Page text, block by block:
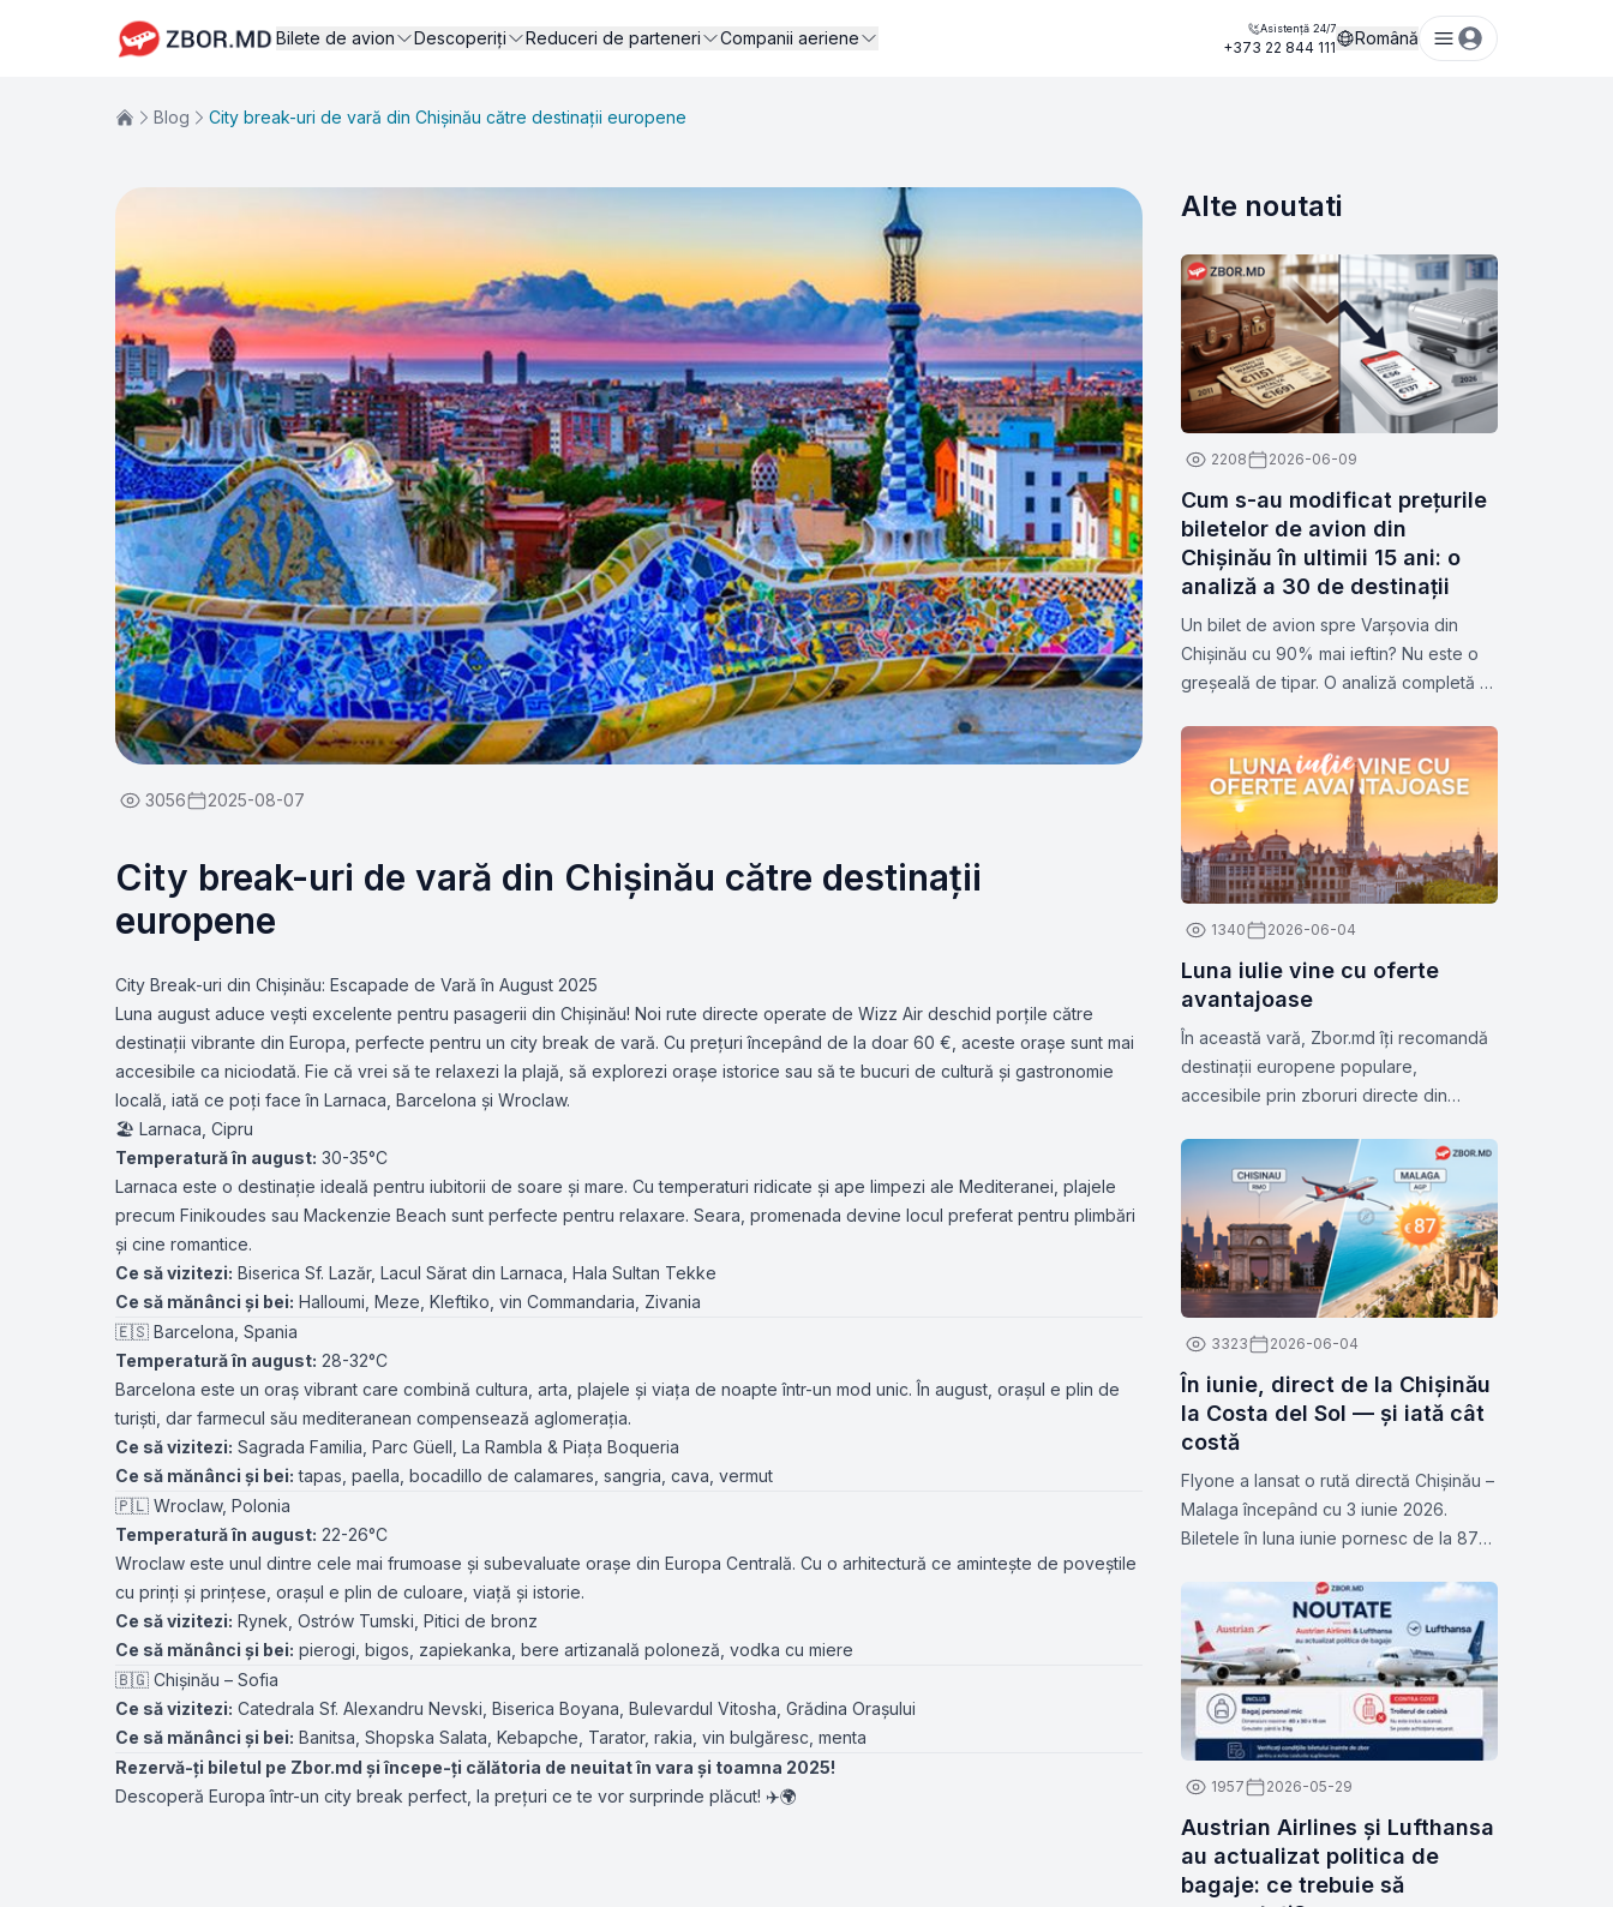
Bilete de avion Descoperiți Reduceri de parteneri Companii aeriene Asistență 24/7
+373 22 844 111 Română
Blog City break-uri de vară din Chișinău către destinații europene
3056 2025-08-07
City break-uri de vară din Chișinău către destinații
europene
City Break-uri din Chișinău: Escapade de Vară în August 2025
Luna august aduce vești excelente pentru pasagerii din Chișinău! Noi rute directe operate de Wizz Air deschid porțile către
destinații vibrante din Europa, perfecte pentru un city break de vară. Cu prețuri începând de la doar 60 €, aceste orașe sunt mai
accesibile ca niciodată. Fie că vrei să te relaxezi la plajă, să explorezi orașe istorice sau să te bucuri de cultură și gastronomie
locală, iată ce poți face în Larnaca, Barcelona și Wroclaw.
🏖️ Larnaca, Cipru
Temperatură în august: 30-35°C
Larnaca este o destinație ideală pentru iubitorii de soare și mare. Cu temperaturi ridicate și ape limpezi ale Mediteranei, plajele
precum Finikoudes sau Mackenzie Beach sunt perfecte pentru relaxare. Seara, promenada devine locul preferat pentru plimbări
și cine romantice.
Ce să vizitezi: Biserica Sf. Lazăr, Lacul Sărat din Larnaca, Hala Sultan Tekke
Ce să mănânci și bei: Halloumi, Meze, Kleftiko, vin Commandaria, Zivania
🇪🇸 Barcelona, Spania
Temperatură în august: 28-32°C
Barcelona este un oraș vibrant care combină cultura, arta, plajele și viața de noapte într-un mod unic. În august, orașul e plin de
turiști, dar farmecul său mediteranean compensează aglomerația.
Ce să vizitezi: Sagrada Familia, Parc Güell, La Rambla & Piața Boqueria
Ce să mănânci și bei: tapas, paella, bocadillo de calamares, sangria, cava, vermut
🇵🇱 Wroclaw, Polonia
Temperatură în august: 22-26°C
Wroclaw este unul dintre cele mai frumoase și subevaluate orașe din Europa Centrală. Cu o arhitectură ce amintește de poveștile
cu prinți și prințese, orașul e plin de culoare, viață și istorie.
Ce să vizitezi: Rynek, Ostrów Tumski, Pitici de bronz
Ce să mănânci și bei: pierogi, bigos, zapiekanka, bere artizanală poloneză, vodka cu miere
🇧🇬 Chișinău – Sofia
Ce să vizitezi: Catedrala Sf. Alexandru Nevski, Biserica Boyana, Bulevardul Vitosha, Grădina Orașului
Ce să mănânci și bei: Banitsa, Shopska Salata, Kebapche, Tarator, rakia, vin bulgăresc, menta
Rezervă-ți biletul pe Zbor.md și începe-ți călătoria de neuitat în vara și toamna 2025!
Descoperă Europa într-un city break perfect, la prețuri ce te vor surprinde plăcut! ✈️🌍
Alte noutati
2208 2026-06-09
Cum s-au modificat prețurile
biletelor de avion din
Chișinău în ultimii 15 ani: o
analiză a 30 de destinații
Un bilet de avion spre Varșovia din
Chișinău cu 90% mai ieftin? Nu este o
greșeală de tipar. O analiză completă a
populare. Statistici și analize pentru anul
2026.
1340 2026-06-04
Luna iulie vine cu oferte
avantajoase
În această vară, Zbor.md îți recomandă
destinații europene populare,
accesibile prin zboruri directe din
disponibile în luna iulie, acum este
momentul ideal să planifici următoarea
călătorie și să descoperi unele dintre
cele mai apreciate orașe din Europa.
3323 2026-06-04
În iunie, direct de la Chișinău
la Costa del Sol — și iată cât
costă
Flyone a lansat o rută directă Chișinău –
Malaga începând cu 3 iunie 2026.
Biletele în luna iunie pornesc de la 87
duminica. Verificați datele pe Zbor.md
1957 2026-05-29
Austrian Airlines și Lufthansa
au actualizat politica de
bagaje: ce trebuie să